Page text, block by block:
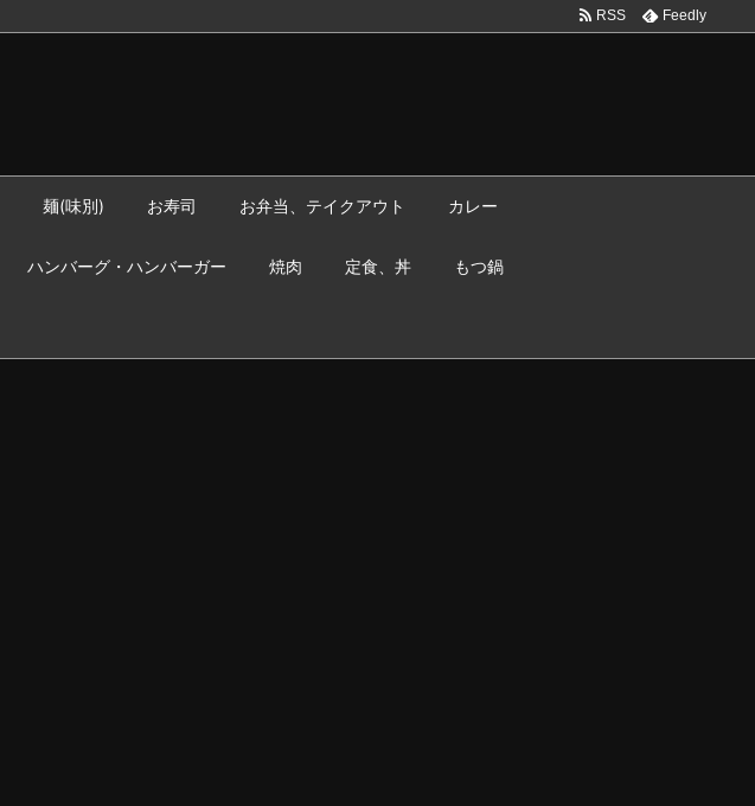
麺(味別) お寿司 お弁当、テイクアウト カレー
ハンバーグ・ハンバーガー 焼肉 定食、丼 もつ鍋
RSS Feedly